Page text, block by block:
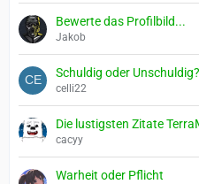
Bewerte das Profilbild...
Jakob
Schuldig oder Unschuldig?
celli22
Die lustigsten Zitate
cacyy
Warheit oder Pflicht